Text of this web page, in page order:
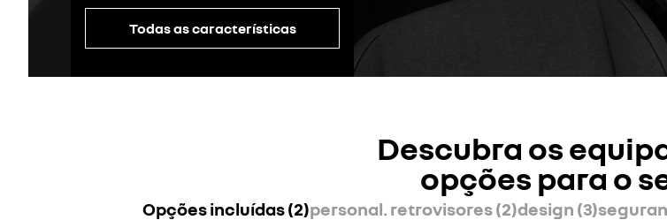
Todas as características
Descubra os
opções para o
Opções incluídas (2)personal. retrovisores (2)design (3)